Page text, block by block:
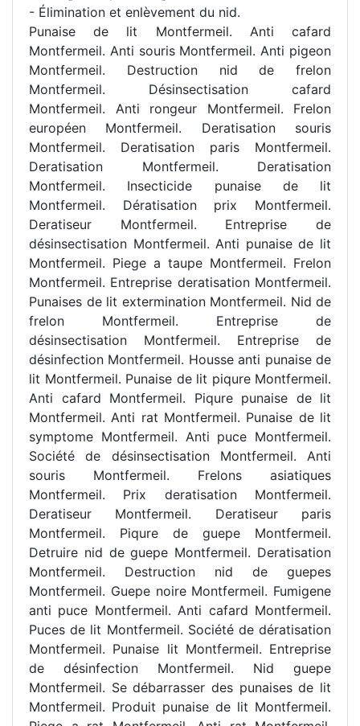
- Élimination et enlèvement du nid.
Punaise de lit Montfermeil. Anti cafard
Montfermeil. Anti souris Montfermeil. Anti pigeon
Montfermeil. Destruction nid de frelon
Montfermeil. Désinsectisation cafard
Montfermeil. Anti rongeur Montfermeil. Frelon
européen Montfermeil. Deratisation souris
Montfermeil. Deratisation paris Montfermeil.
Deratisation Montfermeil. Deratisation
Montfermeil. Insecticide punaise de lit
Montfermeil. Dératisation prix Montfermeil.
Deratiseur Montfermeil. Entreprise de
désinsectisation Montfermeil. Anti punaise de lit
Montfermeil. Piege a taupe Montfermeil. Frelon
Montfermeil. Entreprise deratisation Montfermeil.
Punaises de lit extermination Montfermeil. Nid de
frelon Montfermeil. Entreprise de
désinsectisation Montfermeil. Entreprise de
désinfection Montfermeil. Housse anti punaise de
lit Montfermeil. Punaise de lit piqure Montfermeil.
Anti cafard Montfermeil. Piqure punaise de lit
Montfermeil. Anti rat Montfermeil. Punaise de lit
symptome Montfermeil. Anti puce Montfermeil.
Société de désinsectisation Montfermeil. Anti
souris Montfermeil. Frelons asiatiques
Montfermeil. Prix deratisation Montfermeil.
Deratiseur Montfermeil. Deratiseur paris
Montfermeil. Piqure de guepe Montfermeil.
Detruire nid de guepe Montfermeil. Deratisation
Montfermeil. Destruction nid de guepes
Montfermeil. Guepe noire Montfermeil. Fumigene
anti puce Montfermeil. Anti cafard Montfermeil.
Puces de lit Montfermeil. Société de dératisation
Montfermeil. Punaise lit Montfermeil. Entreprise
de désinfection Montfermeil. Nid guepe
Montfermeil. Se débarrasser des punaises de lit
Montfermeil. Produit punaise de lit Montfermeil.